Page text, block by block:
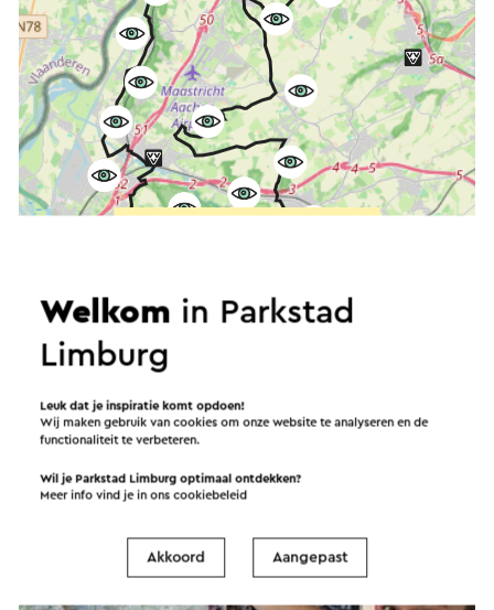
Filters tonen
Welkom in Parkstad
Limburg
Leuk dat je inspiratie komt opdoen!
Wij maken gebruik van cookies om onze website te analyseren en de
functionaliteit te verbeteren.
Wil je Parkstad Limburg optimaal ontdekken?
Meer info vind je in onscookiebeleid
Akkoord Aangepast